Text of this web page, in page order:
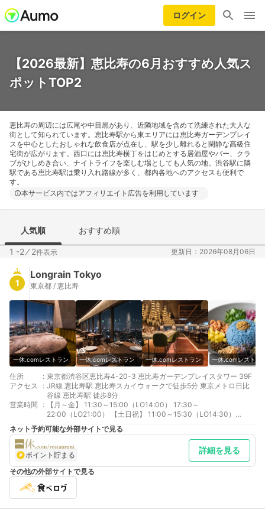
ログイン
【2026最新】恵比寿の6月おすすめ人気ス
ポットTOP2
恵比寿の周辺には広尾や中目黒があり、近隣地域を含めて洗練された大人な
街として知られています。恵比寿駅から東エリアには恵比寿ガーデンプレイ
スを中心としたおしゃれな飲食店が点在し、駅を少し離れると閑静な高級住
宅街が広がります。西口には恵比寿横丁をはじめとする居酒屋やバー、クラ
ブがひしめき合い、ナイトライフを楽しむ場としても人気の地。渋谷駅に隣
駅である恵比寿駅は乗り入れ路線が多く、都内各地へのアクセスも便利で
す。
本サービス内ではアフィリエイト広告を利用しています
人気順 おすすめ順
1 -2⁄2件表示 更新日：2026年08月06日
1
Longrain Tokyo
東京都 / 恵比寿
一休.comレストラン 一休.comレストラン 一休.comレストラン 一休.comレストラ
住所 : 東京都渋谷区恵比寿4-20-3 恵比寿ガーデンプレイスタワー 39F
アクセス
: JR線 恵比寿駅 恵比寿スカイウォークで徒歩5分 東京メトロ日比
谷線 恵比寿駅 徒歩8分
営業時間
:
【月～金】 11:30～15:00（LO14:00） 17:30～
22:00（LO21:00） 【土日祝】 11:00～15:30（LO14:30）
17:30～22:00（LO21:00）
ネット予約可能な外部サイトで見る
ポイント貯まる 詳細を見る
その他の外部サイトで見る